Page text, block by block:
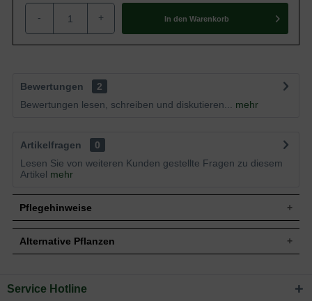
- + In den Warenkorb
Bewertungen
2
Bewertungen lesen, schreiben und diskutieren...
mehr
Artikelfragen
0
Lesen Sie von weiteren Kunden gestellte Fragen zu diesem
Artikel mehr
Pflegehinweise
Pflanz- und Pflegetipps Perovskia atriplicifolia
Alternative Pflanzen
Sie suchen eine Alternative?
Service Hotline